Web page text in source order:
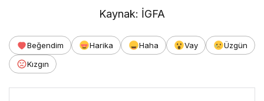
Kaynak: İGFA
Beğendim Harika Haha Vay
Üzgün
Kızgın